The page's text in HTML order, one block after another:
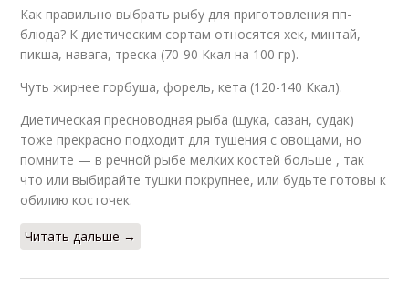
Как правильно выбрать рыбу для приготовления пп-
блюда? К диетическим сортам относятся хек, минтай,
пикша, навага, треска (70-90 Ккал на 100 гр).
Чуть жирнее горбуша, форель, кета (120-140 Ккал).
Диетическая пресноводная рыба (щука, сазан, судак)
тоже прекрасно подходит для тушения с овощами, но
помните — в речной рыбе мелких костей больше , так
что или выбирайте тушки покрупнее, или будьте готовы к
обилию косточек.
Читать дальше →